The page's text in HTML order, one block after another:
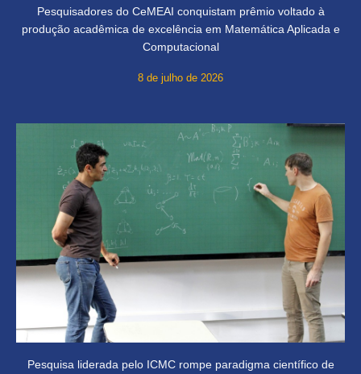
Pesquisadores do CeMEAI conquistam prêmio voltado à
produção acadêmica de excelência em Matemática Aplicada e
Computacional
8 de julho de 2026
Pesquisa liderada pelo ICMC rompe paradigma científico de